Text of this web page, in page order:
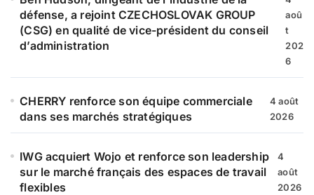
défense, a rejoint CZECHOSLOVAK GROUP
(CSG) en qualité de vice-président du conseil
d’administration
aoû
t
202
6
CHERRY renforce son équipe commerciale
dans ses marchés stratégiques
4 août
2026
IWG acquiert Wojo et renforce son leadership
sur le marché français des espaces de travail
flexibles
4
août
2026